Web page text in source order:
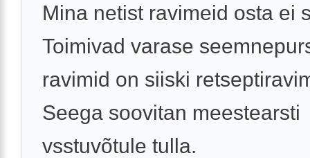
Mina netist ravimeid osta ei
Toimivad varase
ravimid on siiski
Seega soovitan meestearsti
vsstuvõtule tulla.